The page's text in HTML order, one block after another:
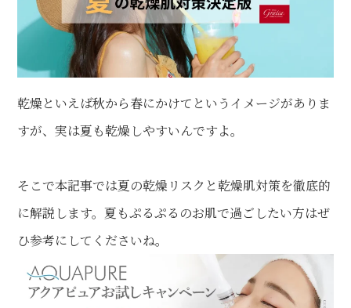
乾燥といえば秋から春にかけてというイメージがありま
すが、実は夏も乾燥しやすいんですよ。
そこで本記事では夏の乾燥リスクと乾燥肌対策を徹底的
に解説します。夏もぷるぷるのお肌で過ごしたい方はぜ
ひ参考にしてくださいね。